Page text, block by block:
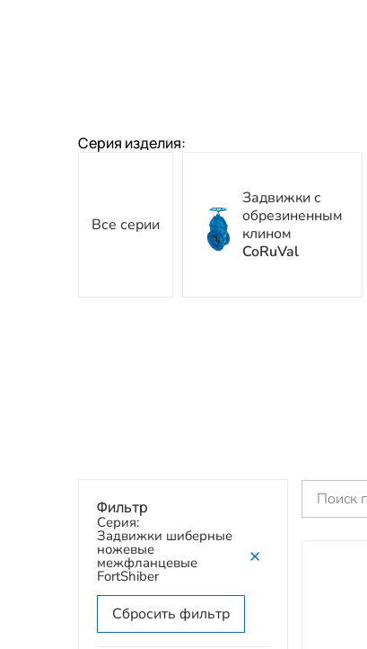
Серия изделия:
Все серии
Задвижки с
обрезиненным
клином
CoRuVal
Фильтр
Серия:
Задвижки шиберные
ножевые
межфланцевые
FortShiber
Сбросить фильтр